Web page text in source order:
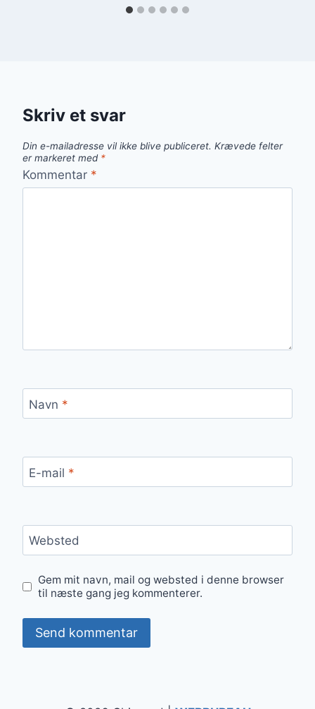
Skriv et svar
Din e-mailadresse vil ikke blive publiceret. Krævede felter
er markeret med *
Kommentar *
Navn *
E-mail *
Websted
Gem mit navn, mail og websted i denne browser
til næste gang jeg kommenterer.